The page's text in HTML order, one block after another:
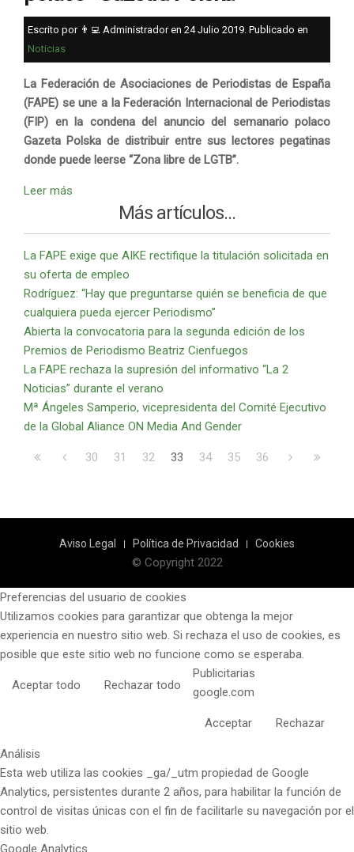
Escrito por 👨‍💻 Administrador en 24 Julio 2019 . Publicado en
Noticias
La Federación de Asociaciones de Periodistas de España
(FAPE) se une a la Federación Internacional de Periodistas
(FIP) en la condena del anuncio del semanario polaco
Gazeta Polska de distribuir entre sus lectores pegatinas
donde puede leerse “Zona libre de LGTB”.
Leer más
Más artículos...
La FAPE exige que AIKE rectifique la titulación solicitada en
su oferta de empleo
Rodríguez: “Hay que preguntarse quién se beneficia de que
cualquiera pueda ejercer Periodismo”
Abierta la convocatoria para la segunda edición de los
Premios de Periodismo Beatriz Cienfuegos
La FAPE rechaza la supresión del informativo “La 2
Noticias” durante el verano
Mª Ángeles Samperio, vicepresidenta del Comité Ejecutivo
de la Global Aliance ON Media And Gender
30 31 32 33 34 35 36
Aviso Legal Política de Privacidad Cookies
© Copyright 2022
Preferencias del usuario de cookies
Utilizamos cookies para garantizar que obtenga la mejor
experiencia en nuestro sitio web. Si rechaza el uso de cookies, es
posible que este sitio web no funcione como se esperaba.
Aceptar todo Rechazar todo
Publicitarias
google.com
Acceptar Rechazar
Análisis
Esta web utiliza las cookies _ga/_utm propiedad de Google
Analytics, persistentes durante 2 años, para habilitar la función de
control de visitas únicas con el fin de facilitarle su navegación por el
sitio web.
Google Analytics